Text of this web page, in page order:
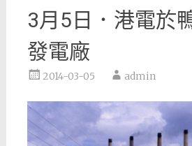
3月5日．港電於
發電廠
2014-03-05 admin